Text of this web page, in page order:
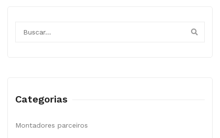
Categorias
Montadores parceiros